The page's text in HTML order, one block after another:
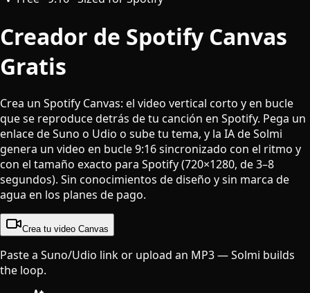
Creador de Spotify Canvas
Gratis
Crea un Spotify Canvas: el video vertical corto y en bucle
que se reproduce detrás de tu canción en Spotify. Pega un
enlace de Suno o Udio o sube tu tema, y la IA de Solmi
genera un video en bucle 9:16 sincronizado con el ritmo y
con el tamaño exacto para Spotify (720×1280, de 3–8
segundos). Sin conocimientos de diseño y sin marca de
agua en los planes de pago.
Crea tu video Canvas
Paste a Suno/Udio link or upload an MP3 — Solmi builds
the loop.